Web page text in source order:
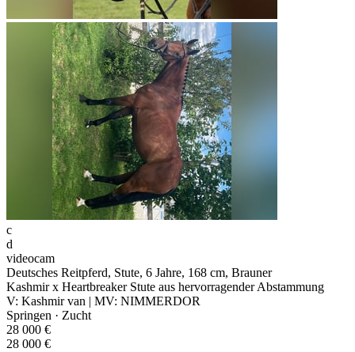
c
d
videocam
Deutsches Reitpferd, Stute, 6 Jahre, 168 cm, Brauner
Kashmir x Heartbreaker Stute aus hervorragender Abstammung
V: Kashmir van | MV: NIMMERDOR
Springen · Zucht
28 000 €
28 000 €